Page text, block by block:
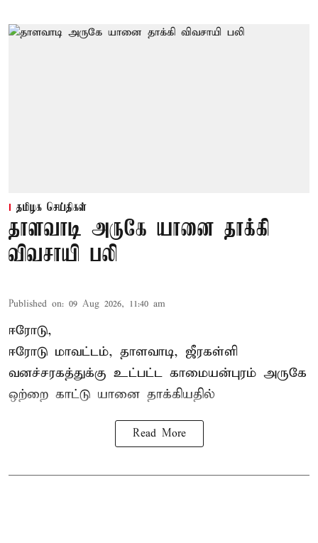
தமிழக செய்திகள்
தாளவாடி அருகே யானை தாக்கி
விவசாயி பலி
Published on: 09 Aug 2026, 11:40 am
ஈரோடு,
ஈரோடு மாவட்டம், தாளவாடி, ஜீரகள்ளி
வனச்சரகத்துக்கு உட்பட்ட காமையன்புரம் அருகே
ஒற்றை காட்டு யானை தாக்கியதில்
Read More